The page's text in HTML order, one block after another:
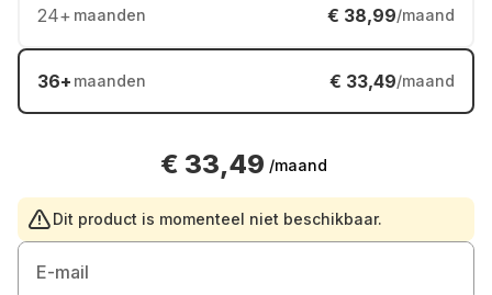
24+ maanden € 38,99/maand
36+ maanden € 33,49/maand
€ 33,49 /maand
Dit product is momenteel niet beschikbaar.
E-mail